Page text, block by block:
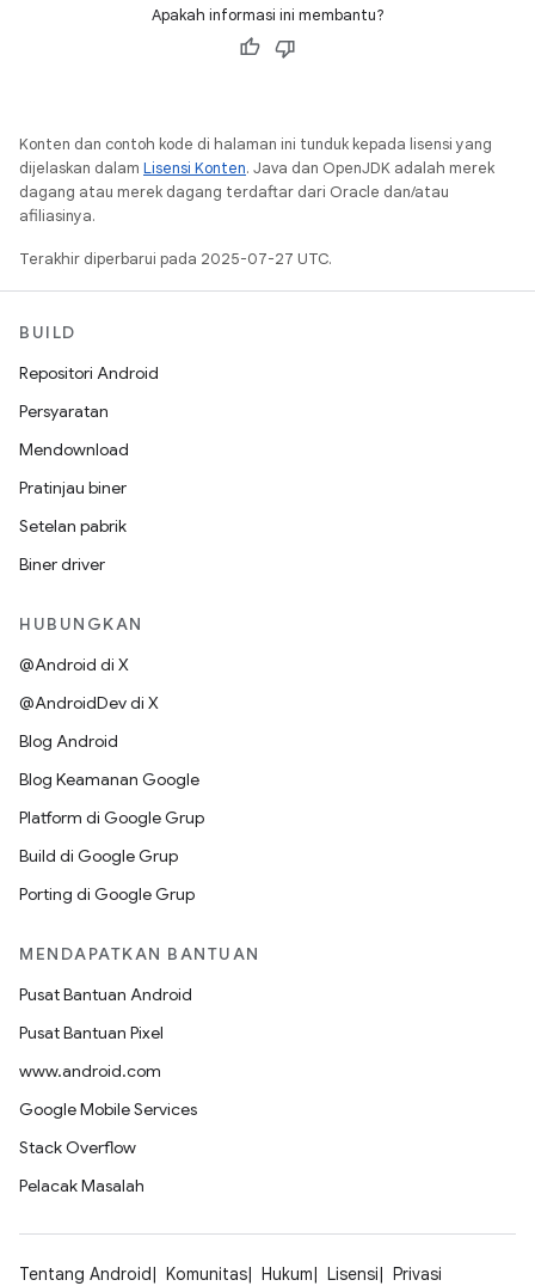
Apakah informasi ini membantu?
Konten dan contoh kode di halaman ini tunduk kepada lisensi yang
dijelaskan dalam Lisensi Konten. Java dan OpenJDK adalah merek
dagang atau merek dagang terdaftar dari Oracle dan/atau
afiliasinya.
Terakhir diperbarui pada 2025-07-27 UTC.
BUILD
Repositori Android
Persyaratan
Mendownload
Pratinjau biner
Setelan pabrik
Biner driver
HUBUNGKAN
@Android di X
@AndroidDev di X
Blog Android
Blog Keamanan Google
Platform di Google Grup
Build di Google Grup
Porting di Google Grup
MENDAPATKAN BANTUAN
Pusat Bantuan Android
Pusat Bantuan Pixel
www.android.com
Google Mobile Services
Stack Overflow
Pelacak Masalah
Tentang Android Komunitas Hukum Lisensi
Privasi